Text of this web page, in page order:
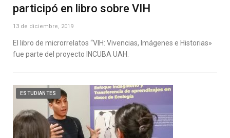
participó en libro sobre VIH
13 de diciembre, 2019
El libro de microrrelatos “VIH: Vivencias, Imágenes e Historias»
fue parte del proyecto INCUBA UAH.
ESTUDIANTES